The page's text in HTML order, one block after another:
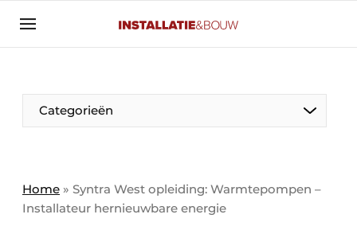
Aanmelden
Banner overzicht
BedrijvenAanmeldenBedankt voor de aanmelding
Contact
Evenement aanmelden
Categorieën
Home » Syntra West opleiding: Warmtepompen –
Installateur hernieuwbare energie